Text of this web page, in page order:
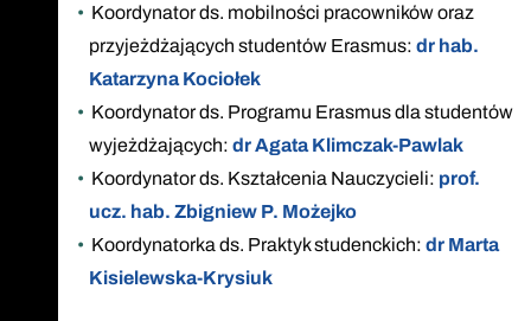
Koordynator ds. mobilności pracowników oraz
przyjeżdżających studentów Erasmus: dr hab.
Katarzyna Kociołek
Koordynator ds. Programu Erasmus dla studentów
wyjeżdżających: dr Agata Klimczak-Pawlak
Koordynator ds. Kształcenia Nauczycieli: prof.
ucz. hab. Zbigniew P. Możejko
Koordynatorka ds. Praktyk studenckich: dr Marta
Kisielewska-Krysiuk